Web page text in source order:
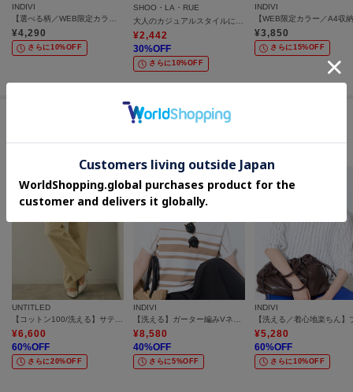
INDIVI
【選べる柄／WEB限定カラー】ビッグニットバッグ
¥4,290
さらに10%OFF
SHOO・LA・RUE
大人のカジュアルスタイルに ニットトートバッグ
¥2,442
30%OFF
さらに10%OFF
INDIVI
¥3,850
さらに15%OFF
チェックしています
UNTITLED
¥6,600
60%OFF
さらに20%OFF
INDIVI
¥8,580
40%OFF
さらに5%OFF
INDIVI
¥5,280
60%OFF
さらに10%OFF